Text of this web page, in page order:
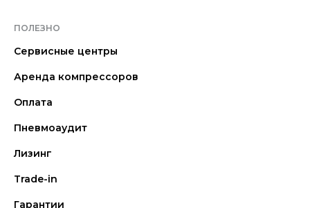
ПОЛЕЗНО
Сервисные центры
Аренда компрессоров
Оплата
Пневмоаудит
Лизинг
Trade-in
Гарантии